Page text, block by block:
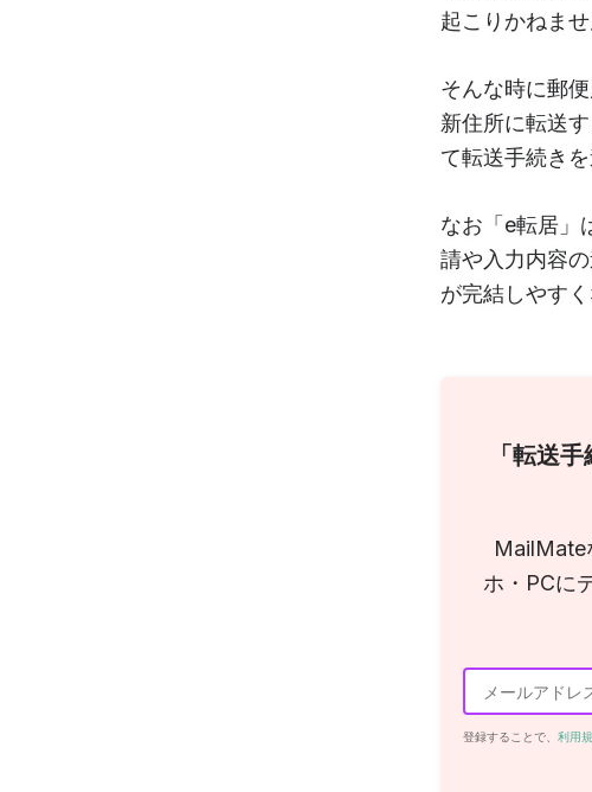
起こりかねませ
そんな時に郵
新住所に転送
て転送手続き
なお「e転居」
請や入力内容
が完結しやすく
「転送
MailMate
ホ・PCに
登録することで、 利用